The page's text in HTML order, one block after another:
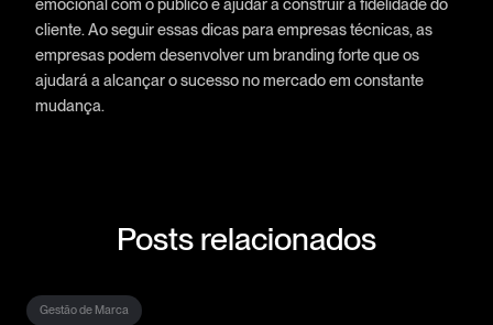
cliente. Ao seguir essas dicas para empresas técnicas, as
empresas podem desenvolver um branding forte que os
ajudará a alcançar o sucesso no mercado em constante
mudança.
Posts relacionados
Gestão de Marca